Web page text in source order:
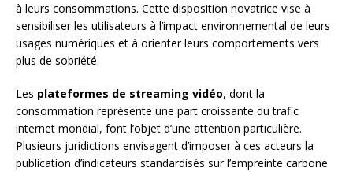
à leurs consommations. Cette disposition novatrice vise à
sensibiliser les utilisateurs à l’impact environnemental de leurs
usages numériques et à orienter leurs comportements vers
plus de sobriété.
Les plateformes de streaming vidéo, dont la
consommation représente une part croissante du trafic
internet mondial, font l’objet d’une attention particulière.
Plusieurs juridictions envisagent d’imposer à ces acteurs la
publication d’indicateurs standardisés sur l’empreinte carbone